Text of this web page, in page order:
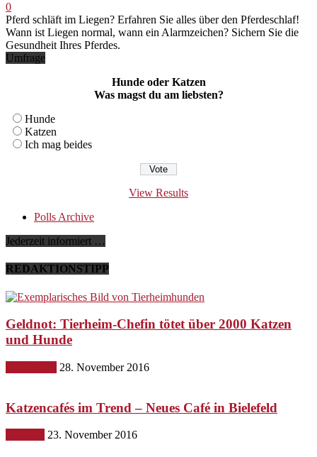
0
Pferd schläft im Liegen? Erfahren Sie alles über den Pferdeschlaf!
Wann ist Liegen normal, wann ein Alarmzeichen? Sichern Sie die
Gesundheit Ihres Pferdes.
Umfrage
Hunde oder Katzen
Was magst du am liebsten?
Hunde
Katzen
Ich mag beides
View Results
Polls Archive
Jederzeit informiert …
REDAKTIONSTIPP
Geldnot: Tierheim-Chefin tötet über 2000 Katzen
und Hunde
28. November 2016
Katzencafés im Trend – Neues Café in Bielefeld
23. November 2016